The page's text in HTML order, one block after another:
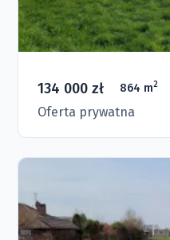
134 000 zł 864 m2
Oferta prywatna